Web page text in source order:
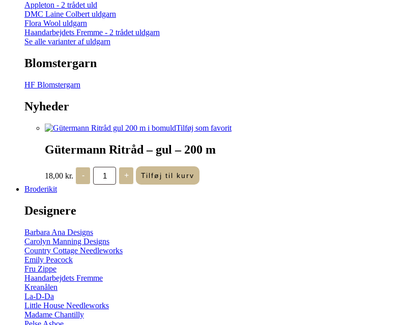
Appleton - 2 trådet uld
DMC Laine Colbert uldgarn
Flora Wool uldgarn
Haandarbejdets Fremme - 2 trådet uldgarn
Se alle varianter af uldgarn
Blomstergarn
HF Blomstergarn
Nyheder
Tilføj som favorit
Gütermann Ritråd – gul – 200 m
18,00 kr. -
Gütermann
Ritråd
-
+ Tilføj til kurv
Broderikit
Designere
Barbara Ana Designs
Carolyn Manning Designs
Country Cottage Needleworks
Emily Peacock
Fru Zippe
Haandarbejdets Fremme
Kreanålen
La-D-Da
Little House Needleworks
Madame Chantilly